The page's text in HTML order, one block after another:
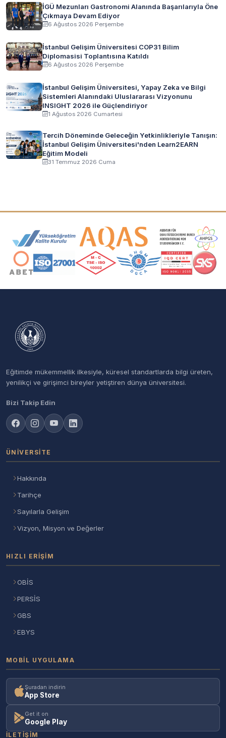
İGÜ Mezunları Gastronomi Alanında Başarılarıyla Öne
Çıkmaya Devam Ediyor
6 Ağustos 2026 Perşembe
İstanbul Gelişim Üniversitesi COP31 Bilim
Diplomasisi Toplantısına Katıldı
6 Ağustos 2026 Perşembe
İstanbul Gelişim Üniversitesi, Yapay Zeka ve Bilgi
Sistemleri Alanındaki Uluslararası Vizyonunu
INSIGHT 2026 ile Güçlendiriyor
1 Ağustos 2026 Cumartesi
Tercih Döneminde Geleceğin Yetkinlikleriyle Tanışın:
İstanbul Gelişim Üniversitesi'nden Learn2EARN
Eğitim Modeli
31 Temmuz 2026 Cuma
Akreditasyon ve Üyelik Logoları
Eğitimde mükemmellik ilkesiyle, küresel standartlarda bilgi üreten,
yenilikçi ve girişimci bireyler yetiştiren dünya üniversitesi.
Bizi Takip Edin
ÜNIVERSITE
Hakkında
Tarihçe
Sayılarla Gelişim
Vizyon, Misyon ve Değerler
HIZLI ERIŞIM
OBİS
PERSİS
GBS
EBYS
MOBIL UYGULAMA
Şuradan indirin
App Store
Get it on
Google Play
İLETIŞIM